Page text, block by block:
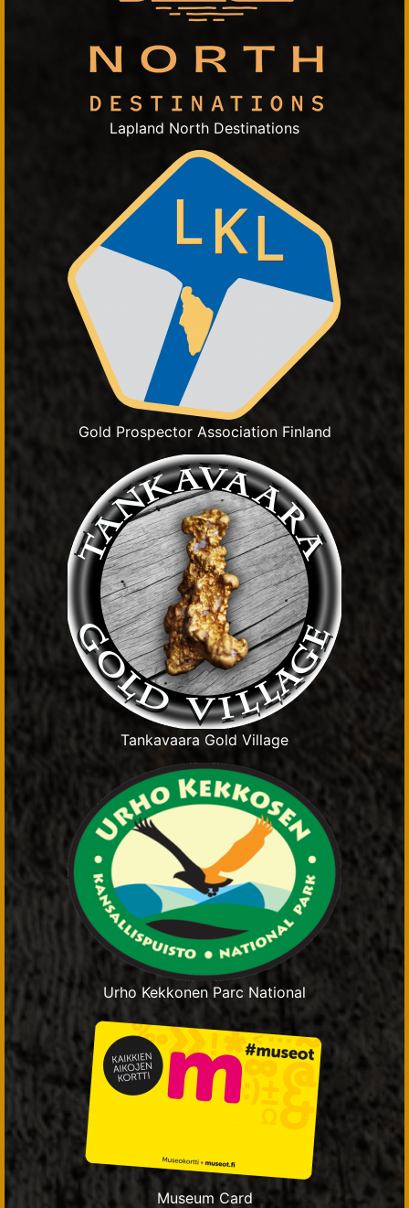
Lapland North Destinations
Gold Prospector Association Finland
Tankavaara Gold Village
Urho Kekkonen Parc National
Museum Card